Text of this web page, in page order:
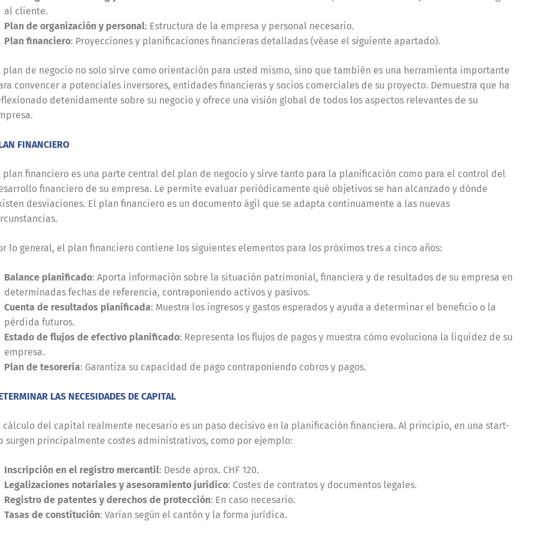
al cliente.
Plan de organización y personal: Estructura de la empresa y personal necesario.
Plan financiero: Proyecciones y planificaciones financieras detalladas (véase el siguiente apartado).
plan de negocio no solo sirve como orientación para usted mismo, sino que también es una herramienta importante
convencer a potenciales inversores, entidades financieras y socios comerciales de su proyecto. Demuestra que ha
detenidamente sobre su negocio y ofrece una visión global de todos los aspectos relevantes de su
FINANCIERO
plan financiero es una parte central del plan de negocio y sirve tanto para la planificación como para el control del
financiero de su empresa. Le permite evaluar periódicamente qué objetivos se han alcanzado y dónde
desviaciones. El plan financiero es un documento ágil que se adapta continuamente a las nuevas
lo general, el plan financiero contiene los siguientes elementos para los próximos tres a cinco años:
Balance planificado: Aporta información sobre la situación patrimonial, financiera y de resultados de su empresa en
determinadas fechas de referencia, contraponiendo activos y pasivos.
Cuenta de resultados planificada: Muestra los ingresos y gastos esperados y ayuda a determinar el beneficio o la
pérdida futuros.
Estado de flujos de efectivo planificado: Representa los flujos de pagos y muestra cómo evoluciona la liquidez de su
empresa.
Plan de tesorería: Garantiza su capacidad de pago contraponiendo cobros y pagos.
LAS NECESIDADES DE CAPITAL
cálculo del capital realmente necesario es un paso decisivo en la planificación financiera. Al principio, en una start-
surgen principalmente costes administrativos, como por ejemplo:
Inscripción en el registro mercantil: Desde aprox. CHF 120.
Legalizaciones notariales y asesoramiento jurídico: Costes de contratos y documentos legales.
Registro de patentes y derechos de protección: En caso necesario.
Tasas de constitución: Varían según el cantón y la forma jurídica.